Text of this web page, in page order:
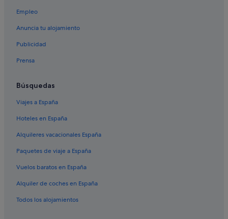
Empleo
Anuncia tu alojamiento
Publicidad
Prensa
Búsquedas
Viajes a España
Hoteles en España
Alquileres vacacionales España
Paquetes de viaje a España
Vuelos baratos en España
Alquiler de coches en España
Todos los alojamientos